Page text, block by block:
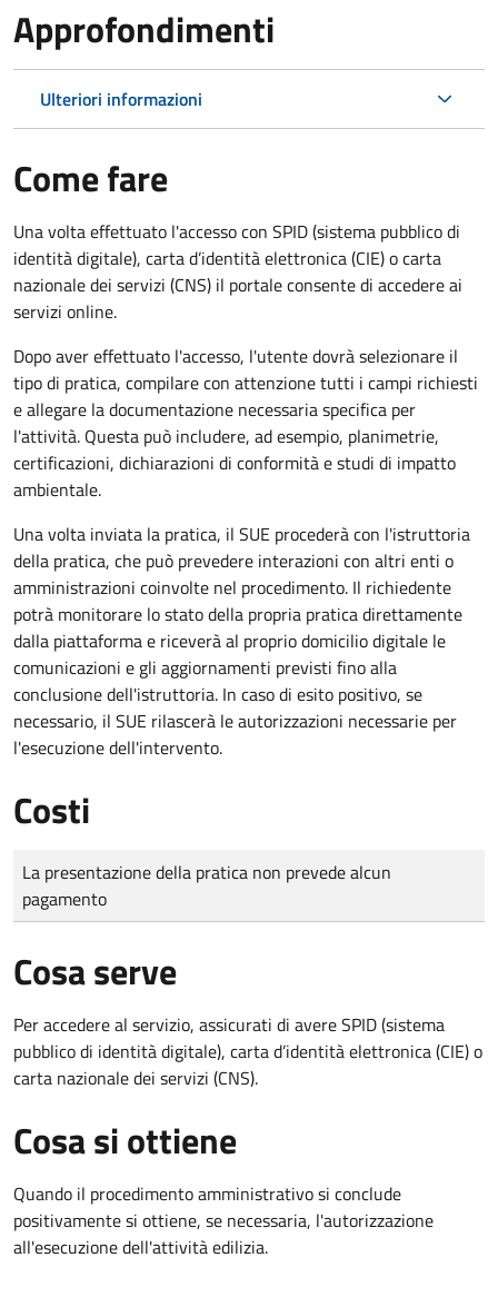
Approfondimenti
Ulteriori informazioni
Come fare
Una volta effettuato l'accesso con SPID (sistema pubblico di
identità digitale), carta d’identità elettronica (CIE) o carta
nazionale dei servizi (CNS) il portale consente di accedere ai
servizi online.
Dopo aver effettuato l'accesso, l'utente dovrà selezionare il
tipo di pratica, compilare con attenzione tutti i campi richiesti
e allegare la documentazione necessaria specifica per
l'attività. Questa può includere, ad esempio, planimetrie,
certificazioni, dichiarazioni di conformità e studi di impatto
ambientale.
Una volta inviata la pratica, il SUE procederà con l'istruttoria
della pratica, che può prevedere interazioni con altri enti o
amministrazioni coinvolte nel procedimento. Il richiedente
potrà monitorare lo stato della propria pratica direttamente
dalla piattaforma e riceverà al proprio domicilio digitale le
comunicazioni e gli aggiornamenti previsti fino alla
conclusione dell'istruttoria. In caso di esito positivo, se
necessario, il SUE rilascerà le autorizzazioni necessarie per
l'esecuzione dell'intervento.
Costi
Tipo di pagamento
Importo
La presentazione della pratica non prevede alcun
pagamento
Cosa serve
Per accedere al servizio, assicurati di avere SPID (sistema
pubblico di identità digitale), carta d’identità elettronica (CIE) o
carta nazionale dei servizi (CNS).
Cosa si ottiene
Quando il procedimento amministrativo si conclude
positivamente si ottiene, se necessaria, l'autorizzazione
all'esecuzione dell'attività edilizia.